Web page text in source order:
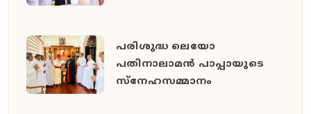
പരിശുദ്ധ ലെയോ
പതിനാലാമൻ പാപ്പായുടെ
സ്നേഹസമ്മാനം